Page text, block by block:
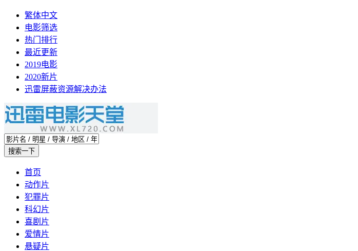
繁体中文
电影筛选
热门排行
最近更新
2019电影
2020新片
迅雷屏蔽资源解决办法
首页
动作片
犯罪片
科幻片
喜剧片
爱情片
悬疑片